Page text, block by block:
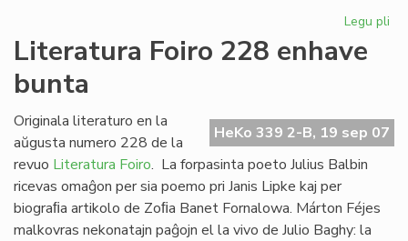
Legu pli
Literatura Foiro 228 enhave
bunta
HeKo 339 2-B, 19 sep 07
Originala literaturo en la
aŭgusta numero 228 de la
revuo Literatura Foiro. La forpasinta poeto Julius Balbin
ricevas omaĝon per sia poemo pri Janis Lipke kaj per
biograﬁa artikolo de Zoﬁa Banet Fornalowa. Márton Féjes
malkovras nekonatajn paĝojn el la vivo de Julio Baghy: la